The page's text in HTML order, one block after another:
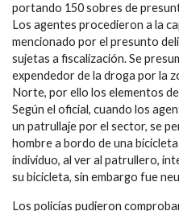
portando 150 sobres de
Los agentes procedieron a la
mencionado por el presunto
sujetas a fiscalización. Se
expendedor de la droga por la
Norte, por ello los elementos
Según el oficial, cuando los
un patrullaje por el sector, se
hombre a bordo de una
individuo, al ver al patrullero,
su bicicleta, sin embargo fue
Los policías pudieron